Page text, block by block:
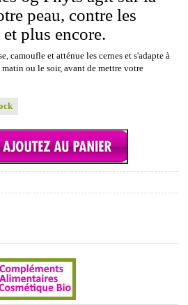
peau, contre les
plus encore.
camoufle et atténue les cernes et s'adapte à
ou le soir, avant de mettre votre